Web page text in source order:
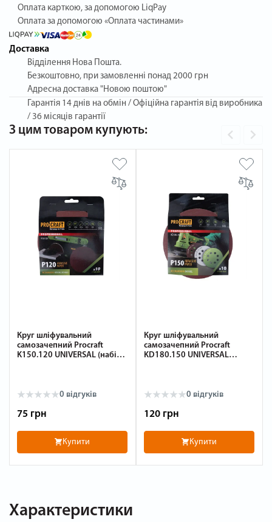
Оплата карткою, за допомогою LiqPay
Оплата за допомогою «Оплата частинами»
Доставка
Відділення Нова Пошта.
Безкоштовно, при замовленні понад 2000 грн
Адресна доставка "Новою поштою"
Гарантія 14 днів на обмін / Офіційна гарантія від виробника
/ 36 місяців гарантії
З цим товаром купують:
Круг шліфувальний
самозачепний Procraft
K150.120 UNIVERSAL (набір
0 відгуків
75 грн
Купити
Круг шліфувальний
самозачепний Procraft
KD180.150 UNIVERSAL
0 відгуків
120 грн
Купити
Характеристики